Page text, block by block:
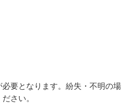
要となります。紛失・不明の場
さい。